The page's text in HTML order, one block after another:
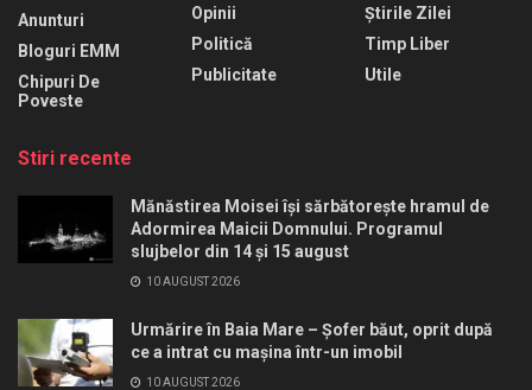
Anunturi
Bloguri EMM
Chipuri De
Poveste
Opinii
Politică
Publicitate
Știrile Zilei
Timp Liber
Utile
Stiri recente
Mănăstirea Moisei își sărbătorește hramul de
Adormirea Maicii Domnului. Programul
slujbelor din 14 și 15 august
10 AUGUST 2026
Urmărire în Baia Mare – Șofer băut, oprit după
ce a intrat cu mașina într-un imobil
10 AUGUST 2026